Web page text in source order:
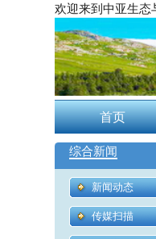
欢迎来到中亚生态
首页
综合新闻
新闻动态
传媒扫描